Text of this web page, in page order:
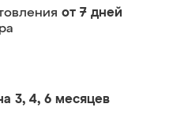
от 7 дней
3, 4, 6 месяцев